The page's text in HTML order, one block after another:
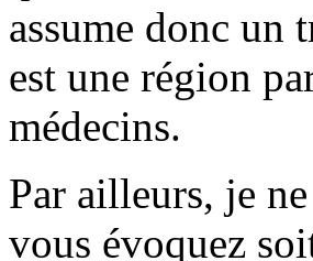
assume donc un
est une région
médecins.
Par ailleurs, je
vous évoquez